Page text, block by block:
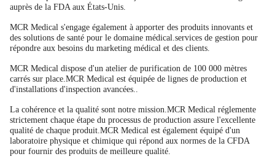
auprès de la FDA aux États-Unis.
MCR Medical s'engage également à apporter des produits innovants et
des solutions de santé pour le domaine médical.services de gestion pour
répondre aux besoins du marketing médical et des clients.
MCR Medical dispose d'un atelier de purification de 100 000 mètres
carrés sur place.MCR Medical est équipée de lignes de production et
d'installations d'inspection avancées..
La cohérence et la qualité sont notre mission.MCR Medical réglemente
strictement chaque étape du processus de production assure l'excellente
qualité de chaque produit.MCR Medical est également équipé d'un
laboratoire physique et chimique qui répond aux normes de la CFDA
pour fournir des produits de meilleure qualité.